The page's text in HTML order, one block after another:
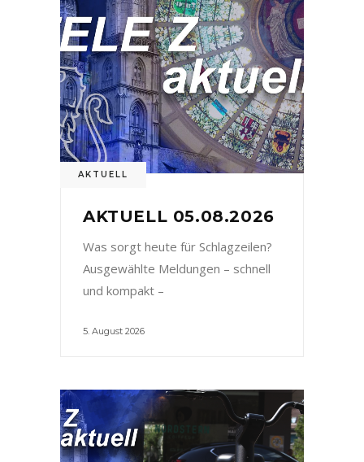
AKTUELL
AKTUELL 05.08.2026
Was sorgt heute für Schlagzeilen?
Ausgewählte Meldungen – schnell
und kompakt –
5. August 2026